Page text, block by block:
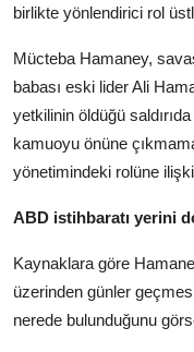
birlikte yönlendirici rol
Mücteba Hamaney,
babası eski lider Ali
yetkilinin öldüğü
kamuoyu önüne
yönetimindeki rolüne
ABD istihbaratı yerini
Kaynaklara göre
üzerinden günler
nerede bulunduğunu